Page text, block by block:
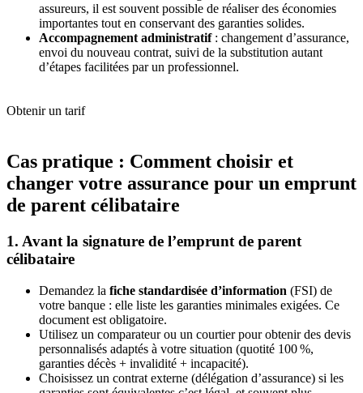
assureurs, il est souvent possible de réaliser des économies
importantes tout en conservant des garanties solides.
Accompagnement administratif: changement d’assurance,
envoi du nouveau contrat, suivi de la substitution autant
d’étapes facilitées par un professionnel.
Obtenir un tarif
Cas pratique : Comment choisir et
changer votre assurance pour un emprunt
de parent célibataire
1. Avant la signature de l’emprunt de parent
célibataire
Demandez la fiche standardisée d’information (FSI) de
votre banque : elle liste les garanties minimales exigées. Ce
document est obligatoire.
Utilisez un comparateur ou un courtier pour obtenir des devis
personnalisés adaptés à votre situation (quotité 100 %,
garanties décès + invalidité + incapacité).
Choisissez un contrat externe (délégation d’assurance) si les